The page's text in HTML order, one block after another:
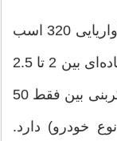
خروجی کلی قدرت این سدان لوکس باواریایی 320 اسب
بخار است که مصرفی سوخت خارق‌العاده‌ای بین 2 تا 2.5
لیتر در صد کیلومتر و انتشار دی‌اکسید کربنی بین فقط 50
نوع خودرو) دارد.